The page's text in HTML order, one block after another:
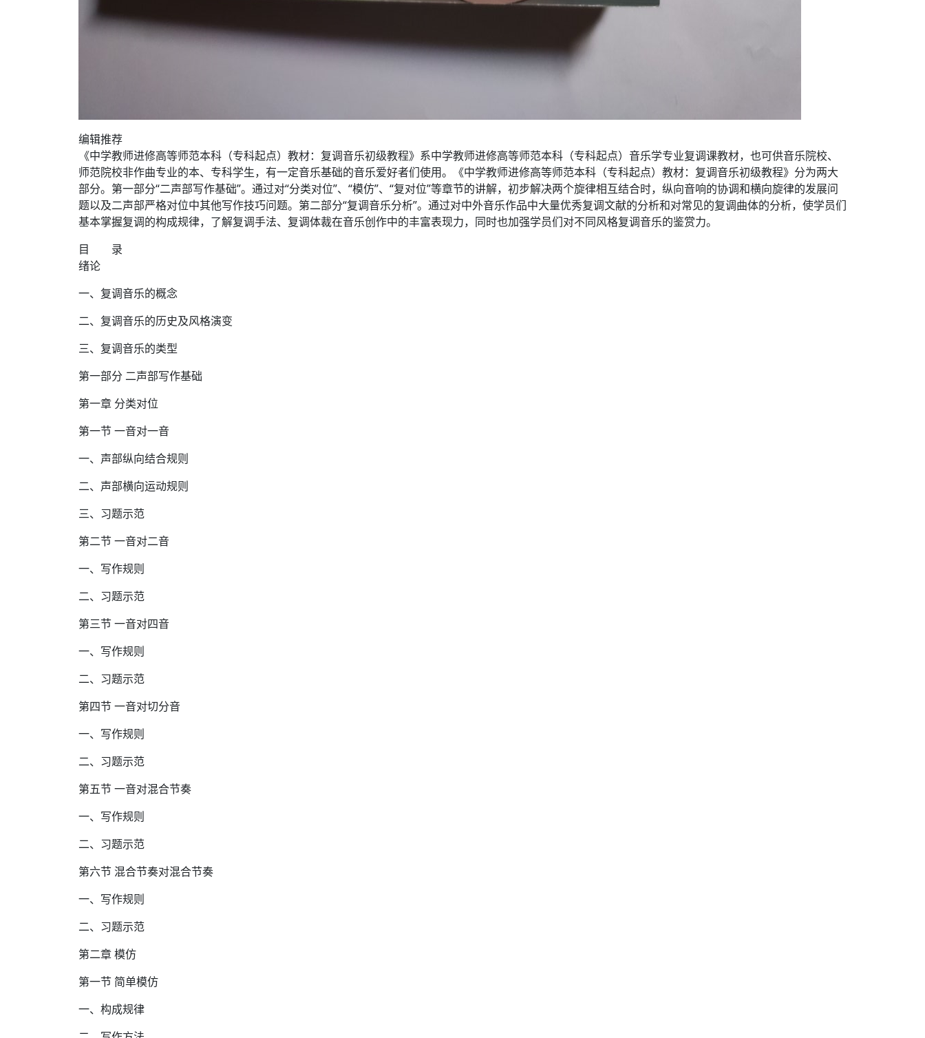
编辑推荐
《中学教师进修高等师范本科（专科起点）教材：复调音乐初级教程》系中学教师进修高等师范本科（专科起点）音乐学专业复调课教材，也可供音乐院校、
师范院校非作曲专业的本、专科学生，有一定音乐基础的音乐爱好者们使用。《中学教师进修高等师范本科（专科起点）教材：复调音乐初级教程》分为两大
部分。第一部分“二声部写作基础”。通过对“分类对位”、“模仿”、“复对位”等章节的讲解，初步解决两个旋律相互结合时，纵向音响的协调和横向旋律的发展问
题以及二声部严格对位中其他写作技巧问题。第二部分“复调音乐分析”。通过对中外音乐作品中大量优秀复调文献的分析和对常见的复调曲体的分析，使学员们
基本掌握复调的构成规律，了解复调手法、复调体裁在音乐创作中的丰富表现力，同时也加强学员们对不同风格复调音乐的鉴赏力。
目 录
绪论
一、复调音乐的概念
二、复调音乐的历史及风格演变
三、复调音乐的类型
第一部分 二声部写作基础
第一章 分类对位
第一节 一音对一音
一、声部纵向结合规则
二、声部横向运动规则
三、习题示范
第二节 一音对二音
一、写作规则
二、习题示范
第三节 一音对四音
一、写作规则
二、习题示范
第四节 一音对切分音
一、写作规则
二、习题示范
第五节 一音对混合节奏
一、写作规则
二、习题示范
第六节 混合节奏对混合节奏
一、写作规则
二、习题示范
第二章 模仿
第一节 简单模仿
一、构成规律